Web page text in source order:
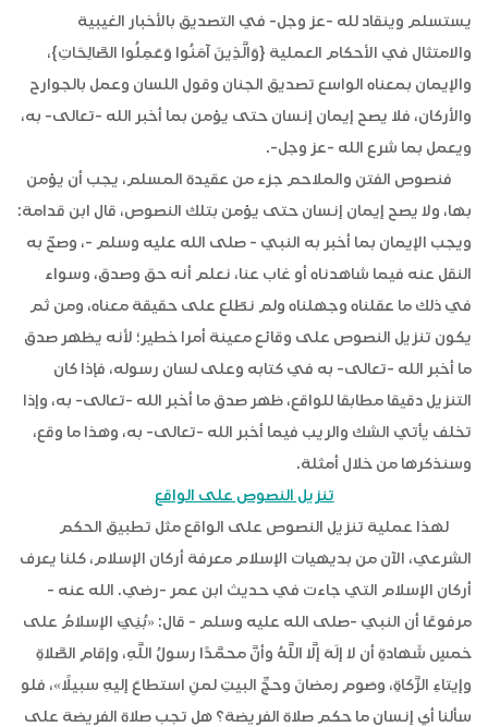
يستسلم وينقاد لله -عز وجل- في التصديق بالأخبار الغيبية
والامتثال في الأحكام العملية {وَالَّذِينَ آمَنُوا وَعَمِلُوا الصَّالِحَاتِ}،
والإيمان بمعناه الواسع تصديق الجنان وقول اللسان وعمل بالجوارح
والأركان، فلا يصح إيمان إنسان حتى يؤمن بما أخبر الله -تعالى- به،
ويعمل بما شرع الله -عز وجل-.
فنصوص الفتن والملاحم جزء من عقيدة المسلم، يجب أن يؤمن
بها، ولا يصح إيمان إنسان حتى يؤمن بتلك النصوص، قال ابن قدامة:
ويجب الإيمان بما أخبر به النبي - صلى الله عليه وسلم -، وصحّ به
النقل عنه فيما شاهدناه أو غاب عنا، نعلم أنه حق وصدق، وسواء
في ذلك ما عقلناه وجهلناه ولم نطّلع على حقيقة معناه، ومن ثم
يكون تنزيل النصوص على وقائع معينة أمرا خطير؛ لأنه يظهر صدق
ما أخبر الله -تعالى- به في كتابه وعلى لسان رسوله، فإذا كان
التنزيل دقيقا مطابقا للواقع، ظهر صدق ما أخبر الله -تعالى- به، وإذا
تخلف يأتي الشك والريب فيما أخبر الله -تعالى- به، وهذا ما وقع،
وسنذكرها من خلال أمثلة.
تنزيل النصوص على الواقع
لهذا عملية تنزيل النصوص على الواقع مثل تطبيق الحكم
الشرعي، الآن من بديهيات الإسلام معرفة أركان الإسلام، كلنا يعرف
أركان الإسلام التي جاءت في حديث ابن عمر -رضي. الله عنه -
مرفوعًا أن النبي -صلى الله عليه وسلم - قال: «بُنِيَ الإسلامُ على
خمسٍ شَهادةِ أن لا إلَهَ إلَّا اللَّهُ وأنَّ محمَّدًا رسولُ اللَّهِ، وإقامِ الصَّلاةِ
وإيتاءِ الزَّكاةِ، وصَومِ رمضانَ وحجِّ البيتِ لمنِ استطاعَ إليهِ سبيلًا»، فلو
سألنا أي إنسان ما حكم صلاة الفريضة؟ هل تجب صلاة الفريضة على